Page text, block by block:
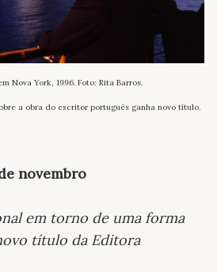
Nova York, 1996. Foto: Rita Barros.
a obra do escritor português ganha novo título.
novembro
em torno de uma forma
título da Editora